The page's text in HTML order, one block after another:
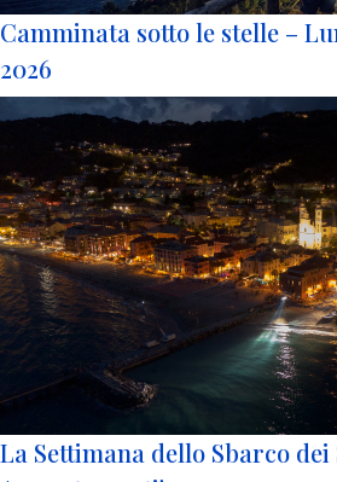
Camminata sotto le stelle –
2026
La Settimana dello Sbarco